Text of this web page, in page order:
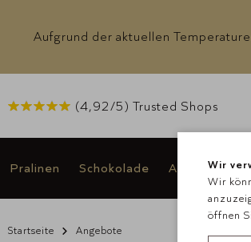
Aufgrund der aktuellen
(4,92 /5) Trusted Shops
Pralinen Schokolade Anlässe &
Startseite Angebote
Wir
Wir
öffnen